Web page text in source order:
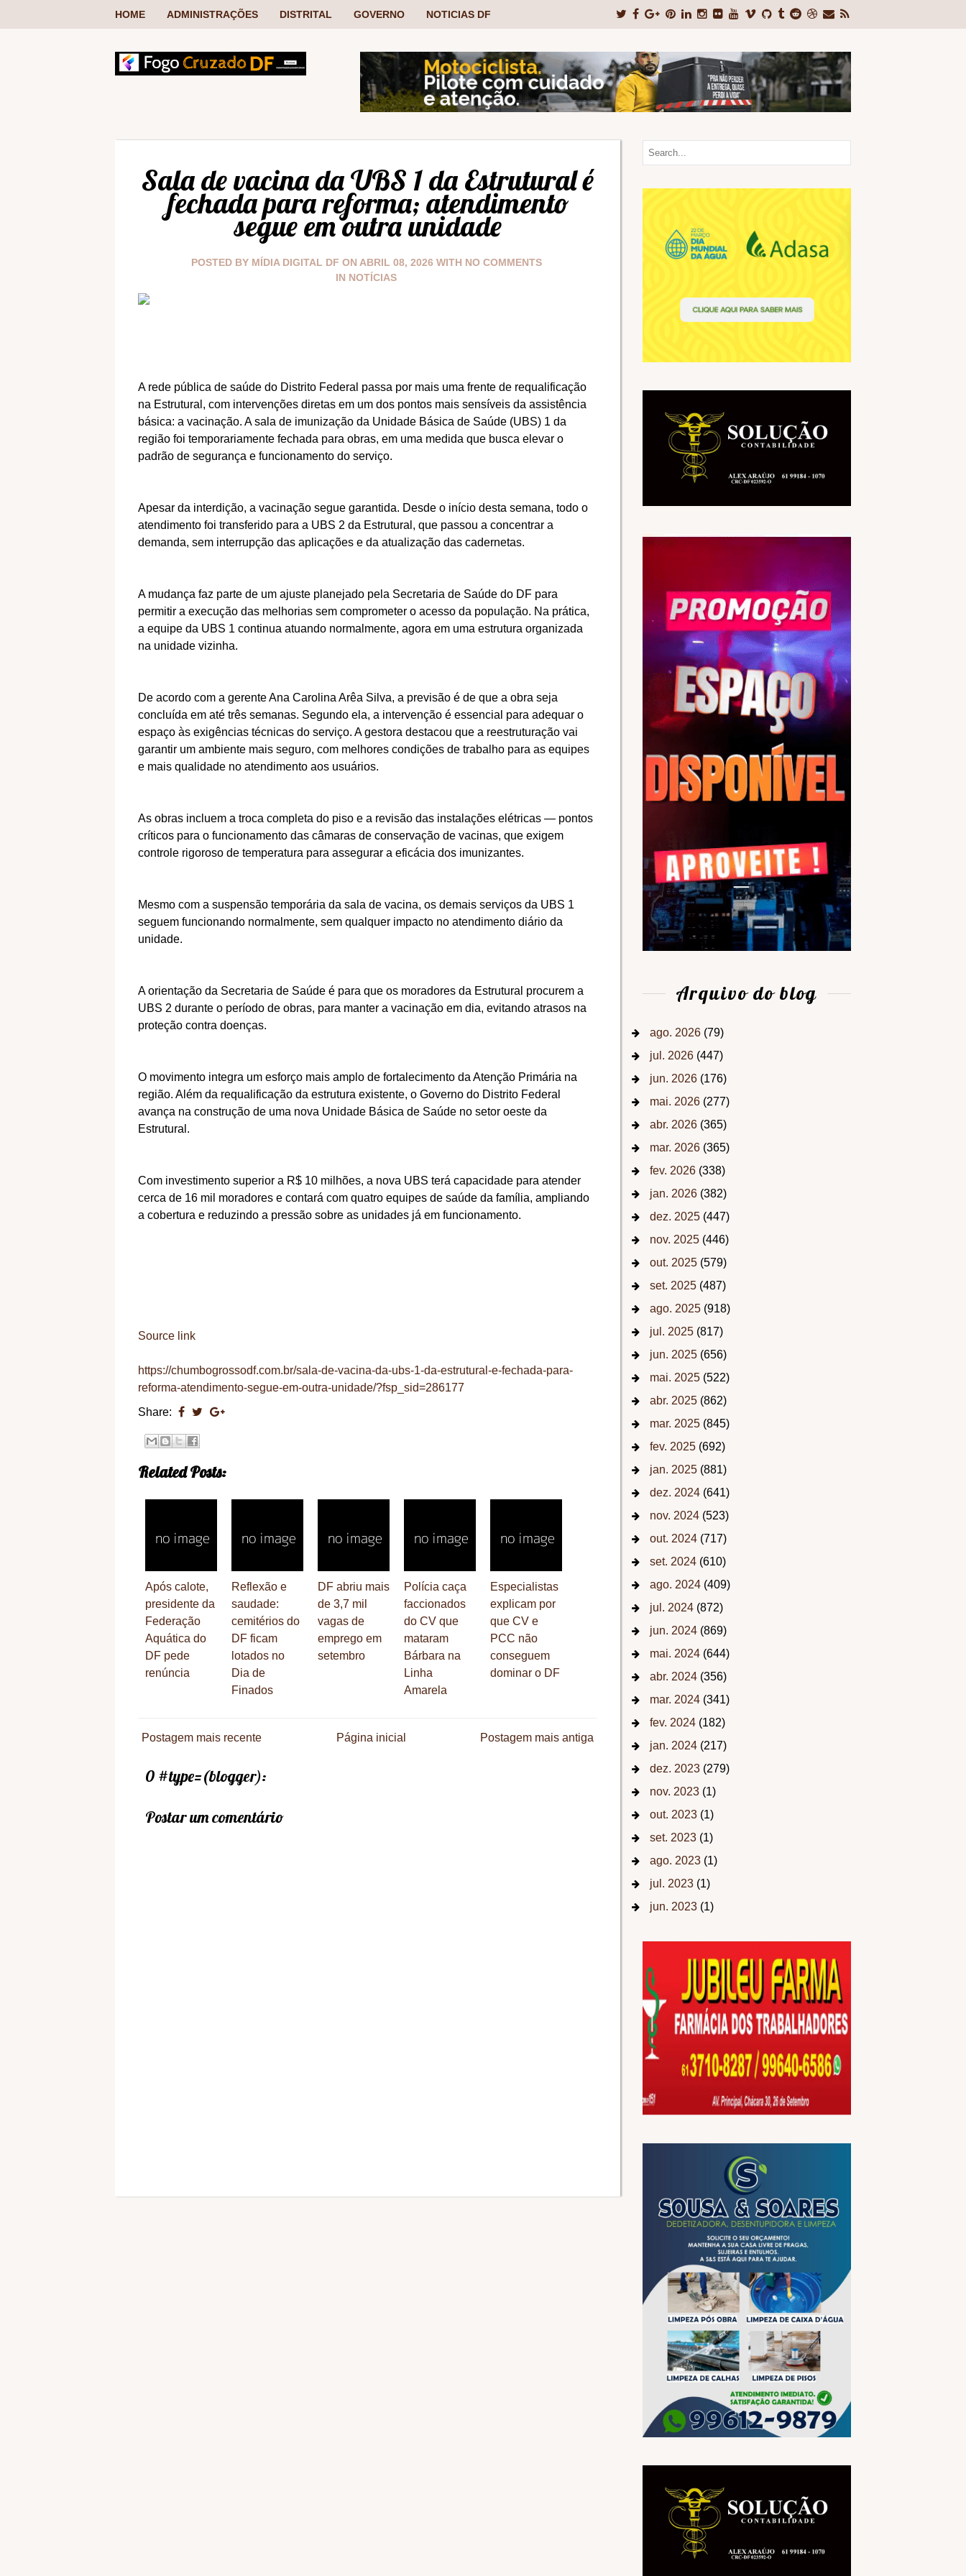
HOME ADMINISTRAÇÕES DISTRITAL GOVERNO NOTICIAS DF
Sala de vacina da UBS 1 da Estrutural é
fechada para reforma; atendimento
segue em outra unidade
POSTED BY MÍDIA DIGITAL DF ON ABRIL 08, 2026 WITH NO COMMENTS
IN NOTÍCIAS
A rede pública de saúde do Distrito Federal passa por mais uma frente de requalificação
na Estrutural, com intervenções diretas em um dos pontos mais sensíveis da assistência
básica: a vacinação. A sala de imunização da Unidade Básica de Saúde (UBS) 1 da
região foi temporariamente fechada para obras, em uma medida que busca elevar o
padrão de segurança e funcionamento do serviço.
Apesar da interdição, a vacinação segue garantida. Desde o início desta semana, todo o
atendimento foi transferido para a UBS 2 da Estrutural, que passou a concentrar a
demanda, sem interrupção das aplicações e da atualização das cadernetas.
A mudança faz parte de um ajuste planejado pela Secretaria de Saúde do DF para
permitir a execução das melhorias sem comprometer o acesso da população. Na prática,
a equipe da UBS 1 continua atuando normalmente, agora em uma estrutura organizada
na unidade vizinha.
De acordo com a gerente Ana Carolina Arêa Silva, a previsão é de que a obra seja
concluída em até três semanas. Segundo ela, a intervenção é essencial para adequar o
espaço às exigências técnicas do serviço. A gestora destacou que a reestruturação vai
garantir um ambiente mais seguro, com melhores condições de trabalho para as equipes
e mais qualidade no atendimento aos usuários.
As obras incluem a troca completa do piso e a revisão das instalações elétricas — pontos
críticos para o funcionamento das câmaras de conservação de vacinas, que exigem
controle rigoroso de temperatura para assegurar a eficácia dos imunizantes.
Mesmo com a suspensão temporária da sala de vacina, os demais serviços da UBS 1
seguem funcionando normalmente, sem qualquer impacto no atendimento diário da
unidade.
A orientação da Secretaria de Saúde é para que os moradores da Estrutural procurem a
UBS 2 durante o período de obras, para manter a vacinação em dia, evitando atrasos na
proteção contra doenças.
O movimento integra um esforço mais amplo de fortalecimento da Atenção Primária na
região. Além da requalificação da estrutura existente, o Governo do Distrito Federal
avança na construção de uma nova Unidade Básica de Saúde no setor oeste da
Estrutural.
Com investimento superior a R$ 10 milhões, a nova UBS terá capacidade para atender
cerca de 16 mil moradores e contará com quatro equipes de saúde da família, ampliando
a cobertura e reduzindo a pressão sobre as unidades já em funcionamento.
Source link
https://chumbogrossodf.com.br/sala-de-vacina-da-ubs-1-da-estrutural-e-fechada-para-
reforma-atendimento-segue-em-outra-unidade/?fsp_sid=286177
Share:
Related Posts:
Após calote,
presidente da
Federação
Aquática do
DF pede
renúncia
Reflexão e
saudade:
cemitérios do
DF ficam
lotados no
Dia de
Finados
DF abriu mais
de 3,7 mil
vagas de
emprego em
setembro
Polícia caça
faccionados
do CV que
mataram
Bárbara na
Linha
Amarela
Especialistas
explicam por
que CV e
PCC não
conseguem
dominar o DF
Postagem mais recente Postagem mais antiga
Página inicial
0 #type=(blogger):
Postar um comentário
Arquivo do blog
ago. 2026(79)
jul. 2026(447)
jun. 2026(176)
mai. 2026(277)
abr. 2026(365)
mar. 2026(365)
fev. 2026(338)
jan. 2026(382)
dez. 2025(447)
nov. 2025(446)
out. 2025(579)
set. 2025(487)
ago. 2025(918)
jul. 2025(817)
jun. 2025(656)
mai. 2025(522)
abr. 2025(862)
mar. 2025(845)
fev. 2025(692)
jan. 2025(881)
dez. 2024(641)
nov. 2024(523)
out. 2024(717)
set. 2024(610)
ago. 2024(409)
jul. 2024(872)
jun. 2024(869)
mai. 2024(644)
abr. 2024(356)
mar. 2024(341)
fev. 2024(182)
jan. 2024(217)
dez. 2023(279)
nov. 2023(1)
out. 2023(1)
set. 2023(1)
ago. 2023(1)
jul. 2023(1)
jun. 2023(1)